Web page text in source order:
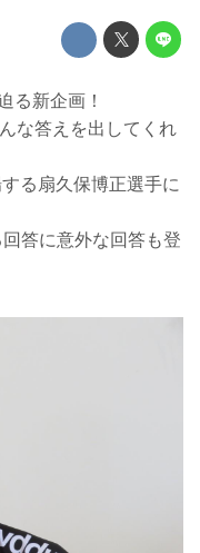
る新企画！
な答えを出してくれ
る扇久保博正選手に
答に意外な回答も登